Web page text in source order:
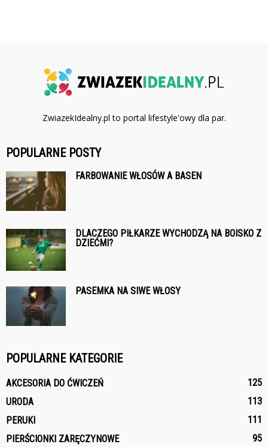
ZwiazekIdealny.pl to portal lifestyle'owy dla par.
POPULARNE POSTY
FARBOWANIE WŁOSÓW A BASEN
DLACZEGO PIŁKARZE WYCHODZĄ NA BOISKO Z
DZIEĆMI?
PASEMKA NA SIWE WŁOSY
POPULARNE KATEGORIE
AKCESORIA DO ĆWICZEŃ
125
URODA
113
PERUKI
111
PIERŚCIONKI ZARĘCZYNOWE
95